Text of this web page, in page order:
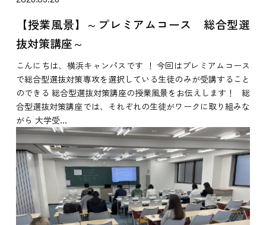
【授業風景】～プレミアムコース 総合型選
抜対策講座～
こんにちは、横浜キャンパスです ！ 今回はプレミアムコース
で総合型選抜対策専攻を選択している生徒のみが受講すること
のできる 総合型選抜対策講座の授業風景をお伝えします！ 総
合型選抜対策講座では、それぞれの生徒がワークに取り組みな
がら 大学受...